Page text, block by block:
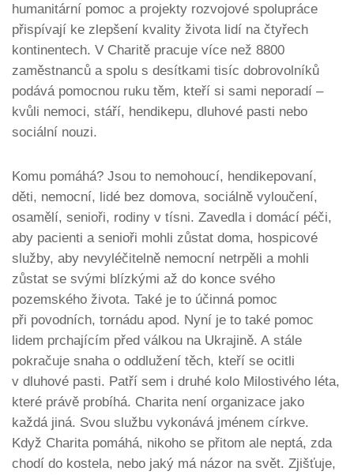
humanitární pomoc a projekty rozvojové spolupráce
přispívají ke zlepšení kvality života lidí na čtyřech
kontinentech. V Charitě pracuje více než 8800
zaměstnanců a spolu s desítkami tisíc dobrovolníků
podává pomocnou ruku těm, kteří si sami neporadí –
kvůli nemoci, stáří, hendikepu, dluhové pasti nebo
sociální nouzi.
Komu pomáhá? Jsou to nemohoucí, hendikepovaní,
děti, nemocní, lidé bez domova, sociálně vyloučení,
osamělí, senioři, rodiny v tísni. Zavedla i domácí péči,
aby pacienti a senioři mohli zůstat doma, hospicové
služby, aby nevyléčitelně nemocní netrpěli a mohli
zůstat se svými blízkými až do konce svého
pozemského života. Také je to účinná pomoc
při povodních, tornádu apod. Nyní je to také pomoc
lidem prchajícím před válkou na Ukrajině. A stále
pokračuje snaha o oddlužení těch, kteří se ocitli
v dluhové pasti. Patří sem i druhé kolo Milostivého léta,
které právě probíhá. Charita není organizace jako
každá jiná. Svou službu vykonává jménem církve.
Když Charita pomáhá, nikoho se přitom ale neptá, zda
chodí do kostela, nebo jaký má názor na svět. Zjišťuje,